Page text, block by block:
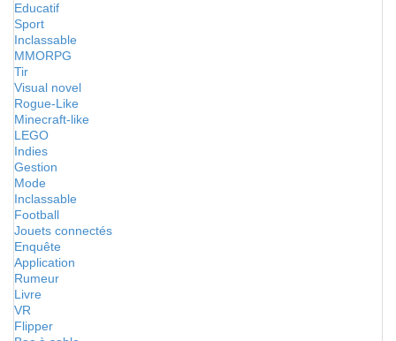
Educatif
Sport
Inclassable
MMORPG
Tir
Visual novel
Rogue-Like
Minecraft-like
LEGO
Indies
Gestion
Mode
Inclassable
Football
Jouets connectés
Enquête
Application
Rumeur
Livre
VR
Flipper